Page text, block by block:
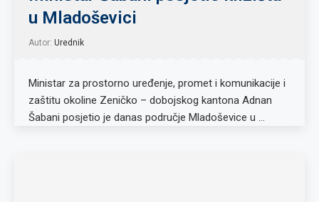
u Mladoševici
Autor: Urednik
Ministar za prostorno uređenje, promet i komunikacije i
zaštitu okoline Zeničko – dobojskog kantona Adnan
Šabani posjetio je danas područje Mladoševice u …